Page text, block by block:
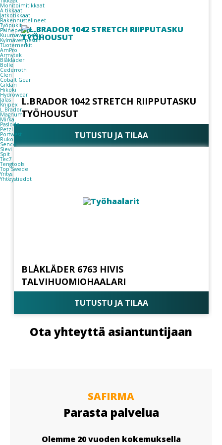
Monitoimitikkaat
A tikkaat
Jatkotikkaat
Rakennustelineet
Työpukit
Painepesurit
Kuumavesipesuri
Kylmävesipesuri
Tuotemerkit
AmPro
Armytek
Blåkläder
Bolle
Cederroth
Clen
Cobalt Gear
Gildan
Hikoki
Hydrowear
Jalas
Knipex
L.Brador
Magnum
Mirka
Paslode
Petzl
Portwest
Ruko
Senco
Sievi
Spit
Tec7
Tengtools
Top Swede
Yritys
Yhteystiedot
L.BRADOR 1042 STRETCH RIIPPUTASKU
TYÖHOUSUT
TUTUSTU JA TILAA
BLÅKLÄDER 6763 HIVIS
TALVIHUOMIOHAALARI
TUTUSTU JA TILAA
Ota yhteyttä asiantuntijaan
SAFIRMA
Parasta palvelua
Olemme 20 vuoden kokemuksella